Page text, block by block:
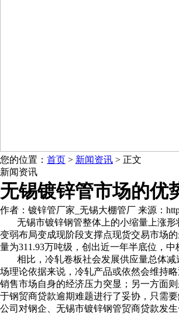
您的位置： 首页 > 新闻资讯 > 正文
新闻资讯
无锡镀锌管市场的优
作者：镀锌管厂家_无锡大棚管厂 来源：
无锡市镀锌钢管整体上的小缩量上涨
变弱布局变成现阶段支撑点现货交易市场
量为311.93万吨级，创出近一年半底位，
相比，冷轧卷板社会发展供应量总体
场理论依据来说，冷轧产品或依然会维持
销售市场自身的经济压力突显；另一方面
于钢贸商贷款逾期难题进行了妥协，只需
公司对钢企、无锡市镀锌钢管贸商贷款发